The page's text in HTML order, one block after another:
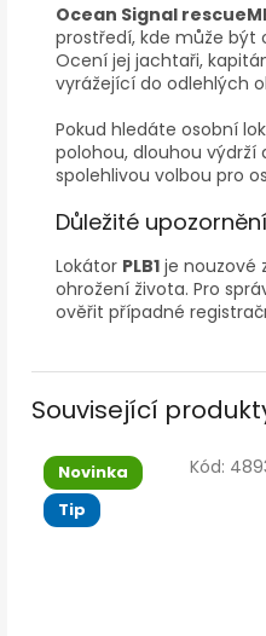
Ocean Signal
prostředí, kde může
Ocení jej jachtaři,
vyrážející do odlehlých
Pokud hledáte osobní
polohou, dlouhou výdrží
spolehlivou volbou pro
Důležité upozornění
Lokátor PLB1 je nouzové
ohrožení života. Pro
ověřit případné
Související
Novinka
Tip
Kód: